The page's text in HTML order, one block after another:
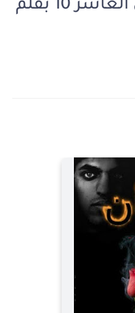
رواية بيان الفصل العاشر 10 بقلم